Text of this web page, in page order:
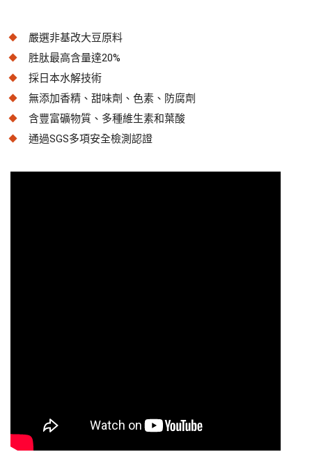
嚴選非基改大豆原料
胜肽最高含量達20%
採日本水解技術
無添加香精、甜味劑、色素、防腐劑
含豐富礦物質、多種維生素和葉酸
通過SGS多項安全檢測認證